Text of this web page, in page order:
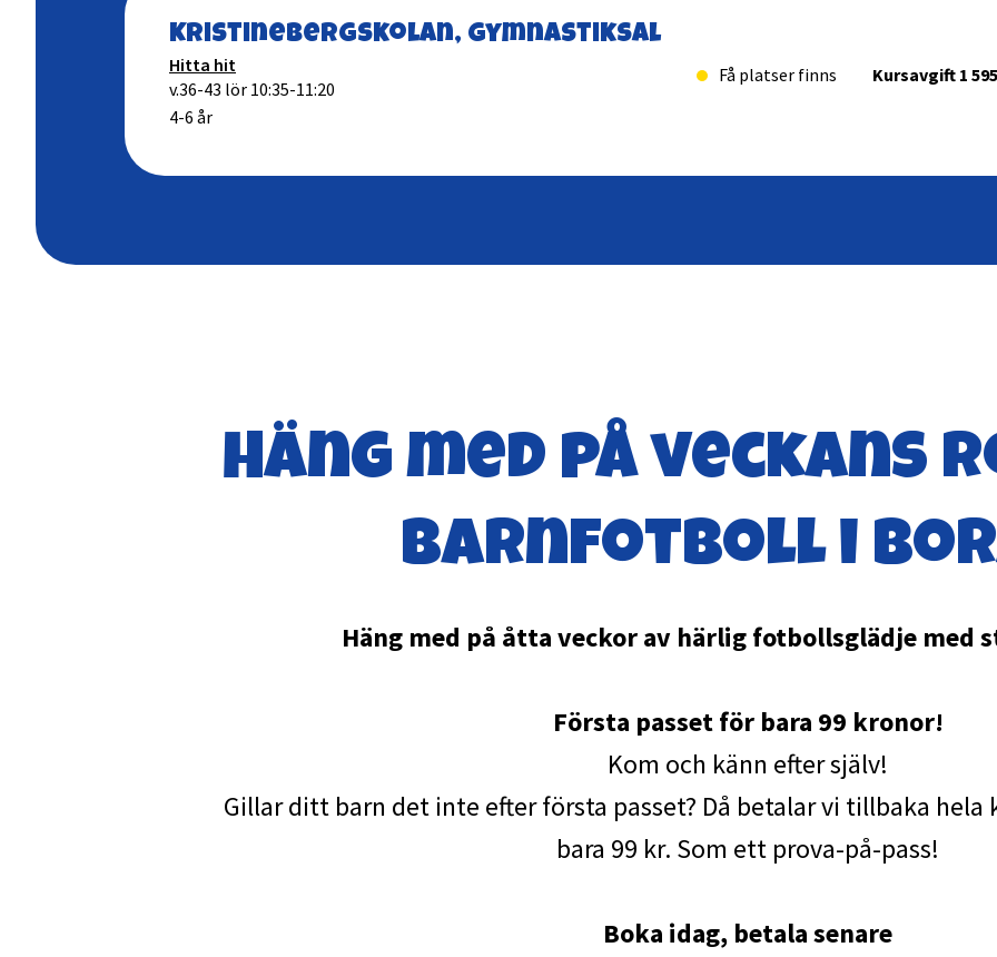
Kristinebergskolan, gymnastiksal
Hitta hit
v.36-43 lör 10:35-11:20
4-6 år
Få platser finns Kursavgift 1
Häng med på veckans
barnfotboll i
Häng med på åtta veckor av härlig fotbollsglädje med
Första passet för bara 99 kronor!
Kom och känn efter själv!
Gillar ditt barn det inte efter första passet? Då betalar vi tillbaka
bara 99 kr. Som ett prova-på-pass!
Boka idag, betala senare